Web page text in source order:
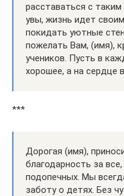
расставаться с
увы, жизнь идет
покидать уютные
пожелать Вам, (имя),
учеников. Пусть в
хорошее, а на сердце
***
Дорогая (имя),
благодарность за
подопечных. Мы
заботу о детях. Без